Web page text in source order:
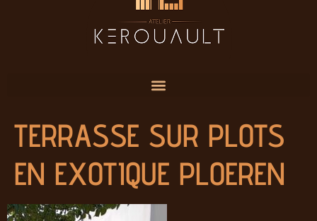
TERRASSE SUR PLOTS
EN EXOTIQUE PLOEREN